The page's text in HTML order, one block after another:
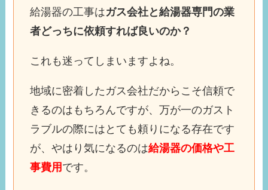
給湯器の工事はガス会社と給湯器専門の業
者どっちに依頼すれば良いのか？
これも迷ってしまいますよね。
地域に密着したガス会社だからこそ信頼で
きるのはもちろんですが、万が一のガスト
ラブルの際にはとても頼りになる存在です
が、やはり気になるのは給湯器の価格や工
事費用 です。